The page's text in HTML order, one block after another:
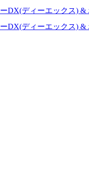
DX(ディーエックス)
DX(ディーエックス)